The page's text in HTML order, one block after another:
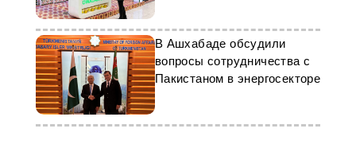
В Ашхабаде обсудили
вопросы сотрудничества с
Пакистаном в энергосекторе